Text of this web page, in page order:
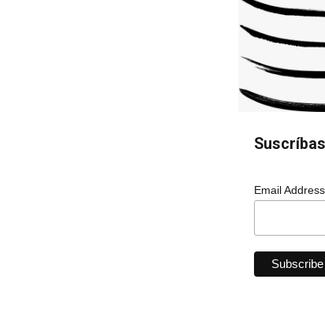
Email Address